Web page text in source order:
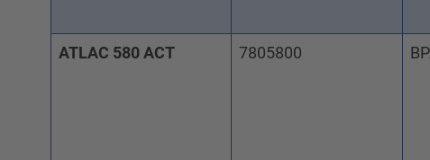
ATLAC 580 ACT 7805800